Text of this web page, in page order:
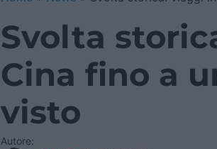
Svolta
Cina fino a
visto
Autore: